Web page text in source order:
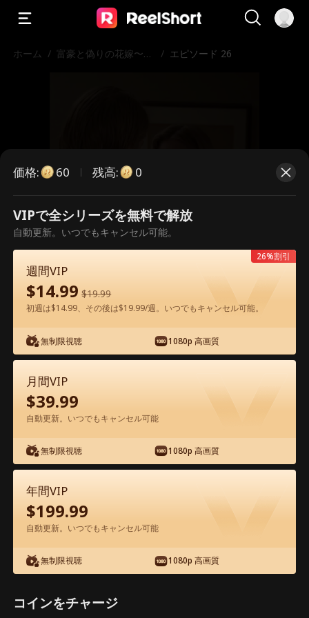
ホーム / 富豪と偽りの花嫁〜命
/ エピソード 26
こちらは有料のエピソードです。視
聴いただくには解放が必要です。
60今すぐ解放
アプリ内で無料視聴可能
エピソード26 - 富豪と偽りの花嫁〜命懸
けの賭け 映画フル
26 27 28 29 30
価格: 60 残高: 0
VIPで全シリーズを無料で解放
自動更新。いつでもキャンセル可能。
週間VIP
$14.99 $19.99
初週は$14.99、その後は$19.99/週。いつでもキャンセル可能。
無制限視聴 1080p 高画質
26%割引
月間VIP
$39.99
自動更新。いつでもキャンセル可能
無制限視聴 1080p 高画質
年間VIP
$199.99
自動更新。いつでもキャンセル可能
無制限視聴 1080p 高画質
コインをチャージ